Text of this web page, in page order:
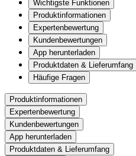
Wichtigste Funktionen
Produktinformationen
Expertenbewertung
Kundenbewertungen
App herunterladen
Produktdaten & Lieferumfang
Häufige Fragen
Produktinformationen
Expertenbewertung
Kundenbewertungen
App herunterladen
Produktdaten & Lieferumfang